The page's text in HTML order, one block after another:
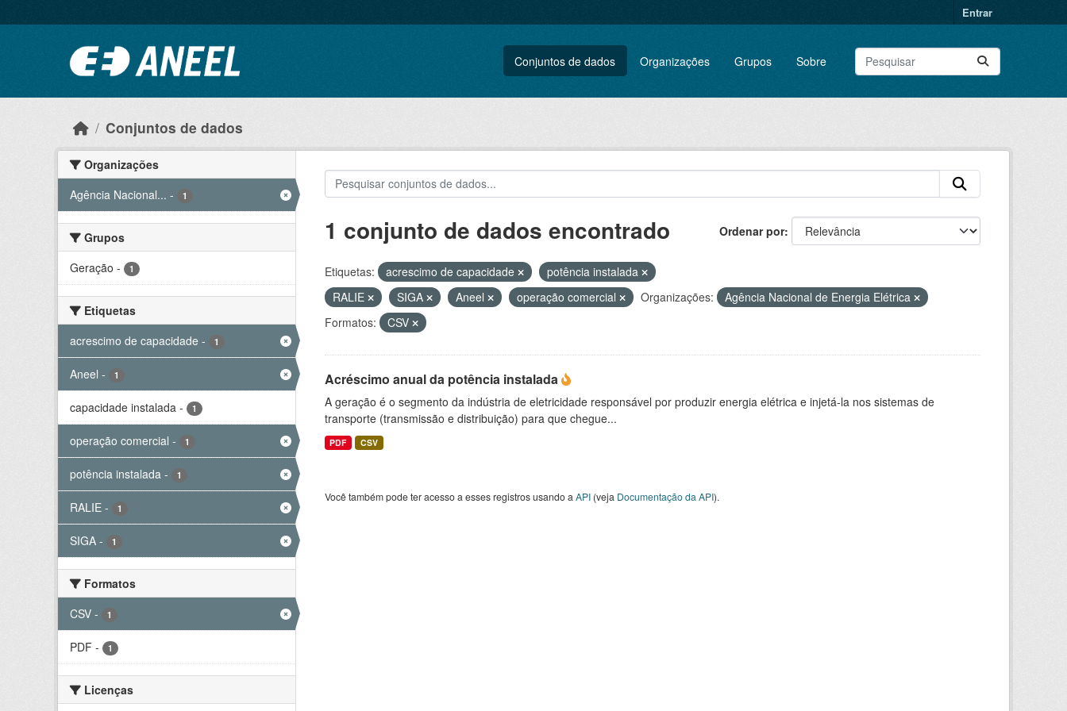
Entrar
Conjuntos de dados Organizações Grupos Sobre
Conjuntos de dados
Organizações
Agência Nacional... - 1
Grupos
Geração - 1
Etiquetas
acrescimo de capacidade - 1
Aneel - 1
capacidade instalada - 1
operação comercial - 1
potência instalada - 1
RALIE - 1
SIGA - 1
Formatos
CSV - 1
PDF - 1
Licenças
Ordenar por
1 conjunto de dados encontrado
Etiquetas: acrescimo de capacidade
potência instalada
RALIE
SIGA Aneel operação comercial Organizações:
Agência Nacional de Energia Elétrica
Formatos:
CSV
Acréscimo anual da potência instalada
A geração é o segmento da indústria de eletricidade responsável por produzir energia elétrica e injetá-la nos sistemas de
transporte (transmissão e distribuição) para que chegue...
PDF CSV
Você também pode ter acesso a esses registros usando a API(veja Documentação da API).